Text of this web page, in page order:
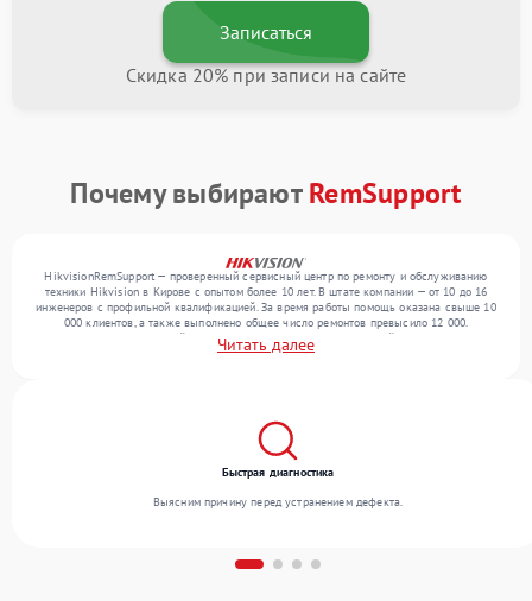
Записаться
Скидка 20% при записи на сайте
Почему выбираютRemSupport
HikvisionRemSupport — проверенный сервисный центр по ремонту и обслуживанию
техники Hikvision в Кирове с опытом более 10 лет. В штате компании — от 10 до 16
инженеров с профильной квалификацией. За время работы помощь оказана свыше 10
000 клиентов, а также выполнено общее число ремонтов превысило 12 000.
Ежемесячно в сервисный центр поступает более 300 обращений, включая , , . Мы
работаем с широким спектром неисправностей и поддерживаем высокий стандарт
Читать далее
Быстрая диагностика
Выясним причину перед устранением дефекта.